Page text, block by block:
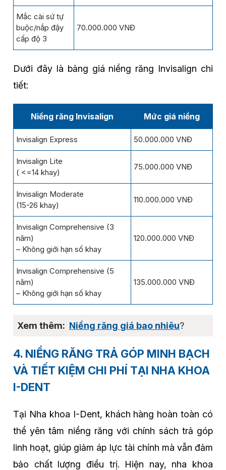
Mắc cài sứ tự
buộc/nắp đậy
cấp độ 3
70.000.000 VNĐ
Dưới đây là bảng giá niềng răng Invisalign chi
tiết:
Niềng răng Invisalign Mức giá niềng
Invisalign Express 50.000.000 VNĐ
Invisalign Lite
( <=14 khay)
75.000.000 VNĐ
Invisalign Moderate
(15-26 khay)
110.000.000 VNĐ
Invisalign Comprehensive (3
năm)
– Không giới hạn số khay
120.000.000 VNĐ
Invisalign Comprehensive (5
năm)
– Không giới hạn số khay
135.000.000 VNĐ
Niềng răng giá bao nhiêu?
4. NIỀNG RĂNG TRẢ GÓP MINH BẠCH
VÀ TIẾT KIỆM CHI PHÍ TẠI NHA KHOA
I-DENT
Tại Nha khoa I-Dent, khách hàng hoàn toàn có
thể yên tâm niềng răng với chính sách trả góp
linh hoạt, giúp giảm áp lực tài chính mà vẫn đảm
bảo chất lượng điều trị. Hiện nay, nha khoa